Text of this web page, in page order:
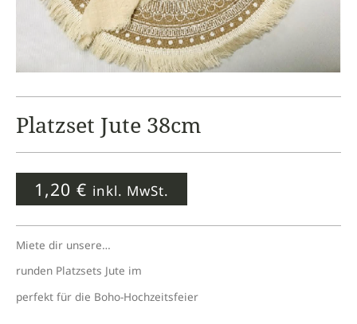
Platzset Jute 38cm
1,20 € inkl. MwSt.
Miete dir unsere…
runden Platzsets Jute im
perfekt für die Boho-Hochzeitsfeier